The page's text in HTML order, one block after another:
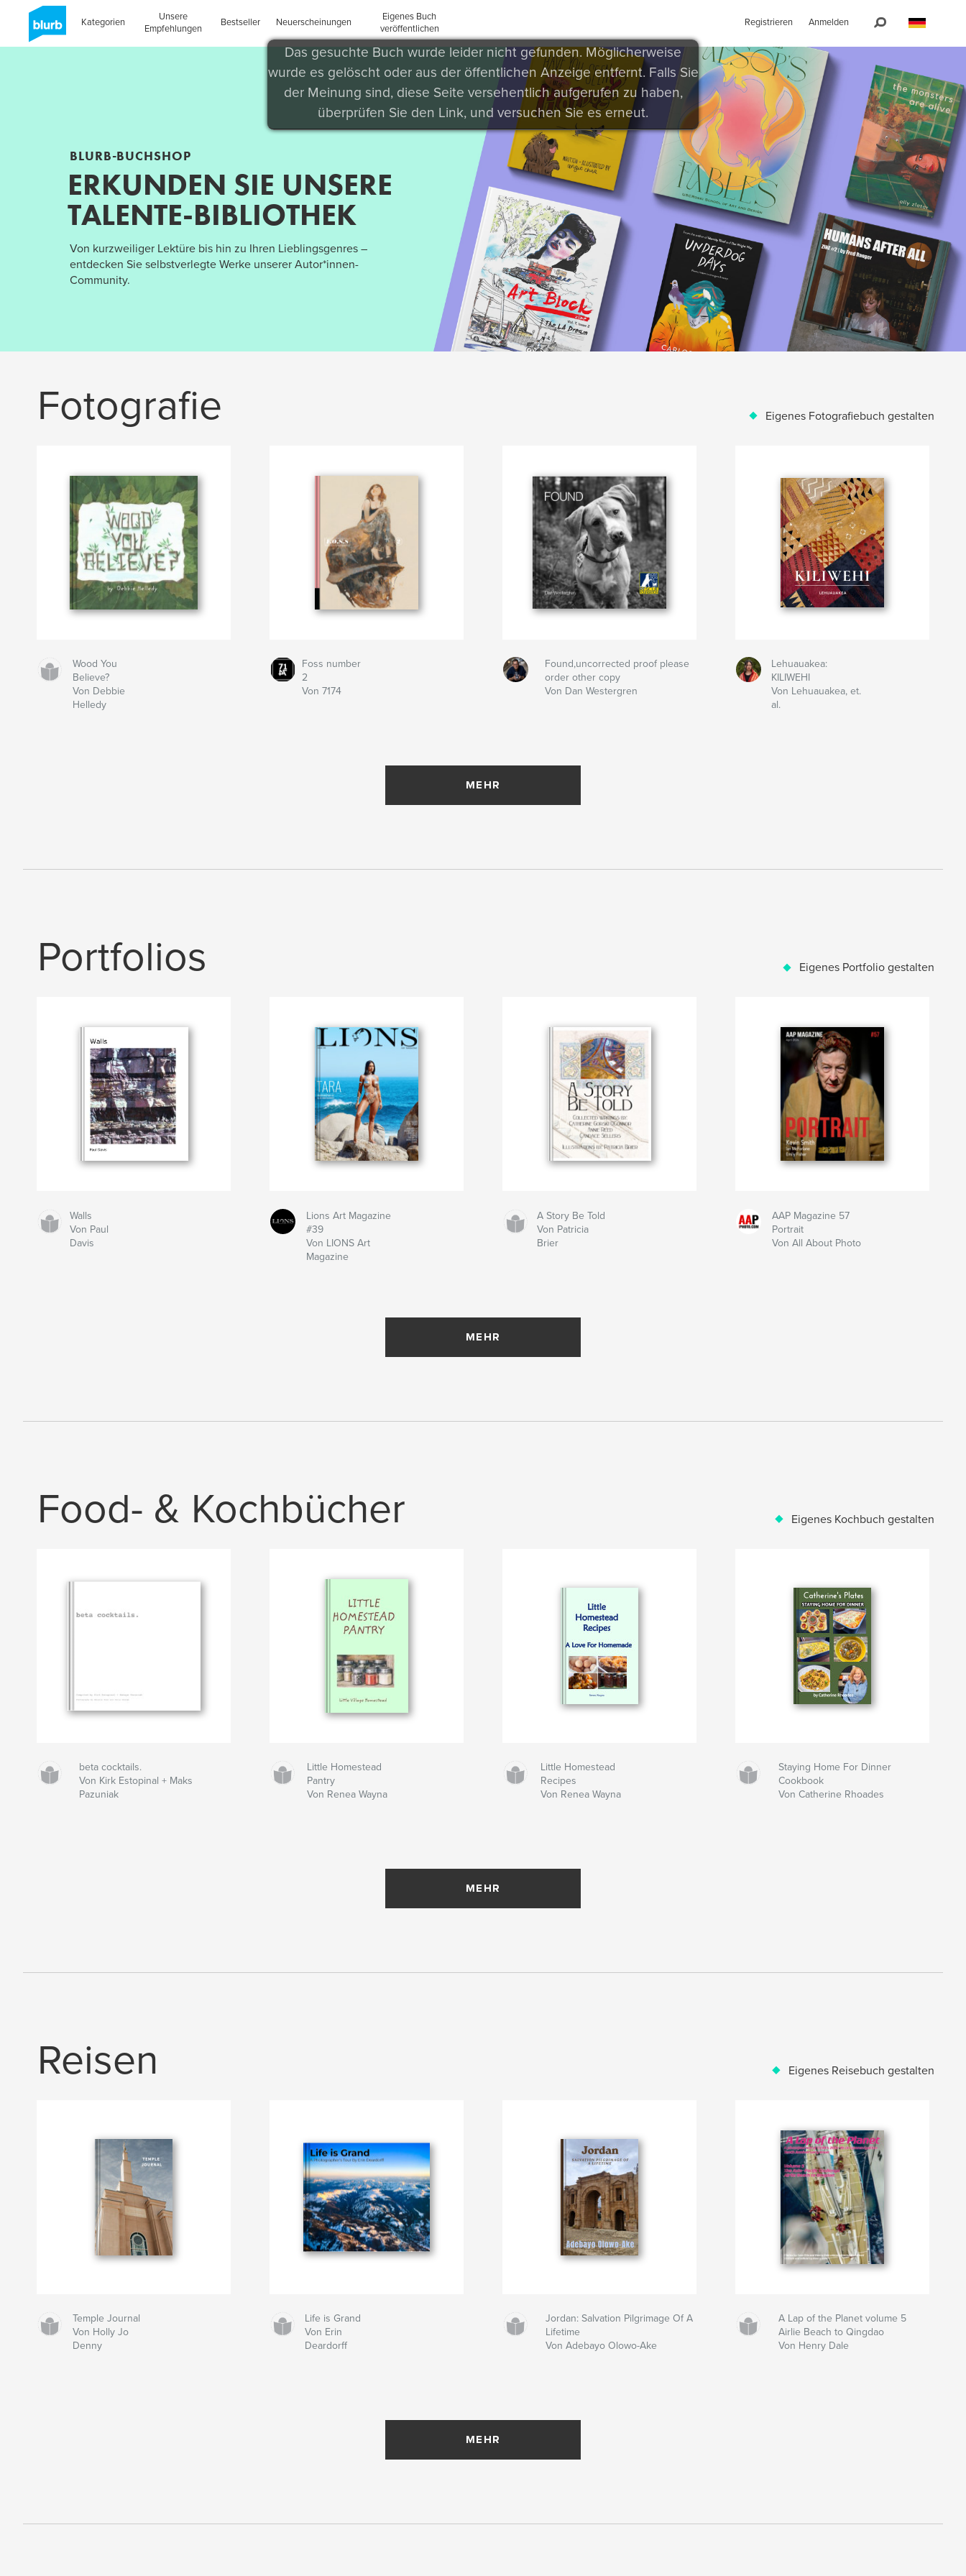
Kategorien
Unsere
Empfehlungen
Bestseller Neuerscheinungen
Eigenes Buch
veröffentlichen
Registrieren Anmelden
BLURB-BUCHSHOP
ERKUNDEN SIE UNSERE
TALENTE-BIBLIOTHEK
Von kurzweiliger Lektüre bis hin zu Ihren Lieblingsgenres –
entdecken Sie selbstverlegte Werke unserer Autor*innen-
Community.
Fotografie Eigenes Fotografiebuch gestalten
Wood You
Believe?
Von Debbie
Helledy
Foss number
2
Von 7174
Found,uncorrected proof please
order other copy
Von Dan Westergren
Lehuauakea:
KILIWEHI
Von Lehuauakea, et.
al.
MEHR
Portfolios Eigenes Portfolio gestalten
Walls
Von Paul
Davis
Lions Art Magazine
#39
Von LIONS Art
Magazine
A Story Be Told
Von Patricia
Brier
AAP Magazine 57
Portrait
Von All About Photo
MEHR
Food- & Kochbücher Eigenes Kochbuch gestalten
beta cocktails.
Von Kirk Estopinal + Maks
Pazuniak
Little Homestead
Pantry
Von Renea Wayna
Little Homestead
Recipes
Von Renea Wayna
Staying Home For Dinner
Cookbook
Von Catherine Rhoades
MEHR
Reisen Eigenes Reisebuch gestalten
Temple Journal
Von Holly Jo
Denny
Life is Grand
Von Erin
Deardorff
Jordan: Salvation Pilgrimage Of A
Lifetime
Von Adebayo Olowo-Ake
A Lap of the Planet volume 5
Airlie Beach to Qingdao
Von Henry Dale
MEHR